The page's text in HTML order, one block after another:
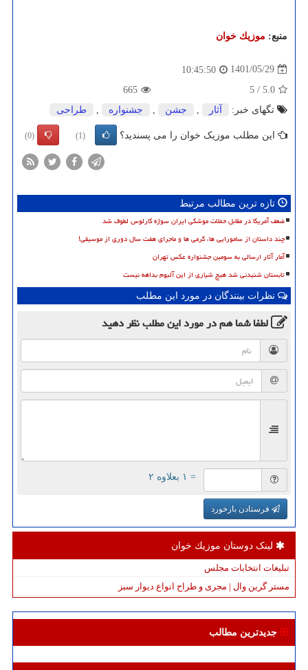
منبع: موزیك خوان
1401/05/29
10:45:50
5.0
/
5
665
تگهای خبر:
آثار , جشن , جشنواره , طراحی
این مطلب موزیک خوان را می پسندید؟ (1)
(0)
تازه ترین مطالب مرتبط
ضعف آمریکا در مقابل حملات موشکی ایران سوژه کارلوس لطوف شد
چند داستان از سامورایی ها، گرمی ها و ماجرای هفت سال دوری از موسیقی!
آمار آثار ارسالی به سومین جشنواره عکس تهران
تابستان شنیدنی شد هیچ شیاری از این آلبوم بداهه نیست
نظرات بینندگان در مورد این مطلب
لطفا شما همدر مورد این مطلبنظر دهید
= ۱ بعلاوه ۲
فرستادن بازخورد
لینک دوستان موزیك خوان
تبلیغات انتخابات مجلس
مستر گرین وال | مجری و طراح انواع دیوار سبز
جدیدترین مطالب